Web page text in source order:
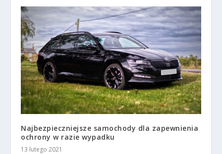
Najbezpieczniejsze samochody dla zapewnienia
ochrony w razie wypadku
13 lutego 2021